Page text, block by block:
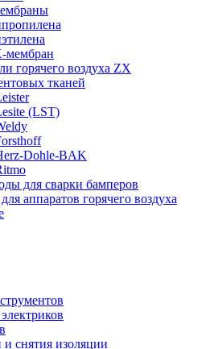
мембран
горячего воздуха ZX
тканей
(LST)
Dohle-BAK
для сварки бамперов
аппаратов горячего воздуха
снятия изоляции